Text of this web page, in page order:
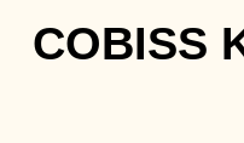
COBISS